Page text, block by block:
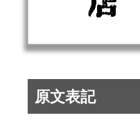
原文表記